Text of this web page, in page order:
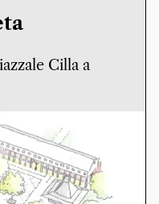
Cilla a